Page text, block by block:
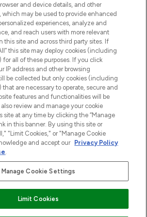
Cookie-toestemming
Sell or Share My Personal
Information
& INFORMATIE
LOOKFANTASTIC
and device details, and other
which may be used to provide enhanced
experiences, analyze and
and reach users with more relevant
this site and across third party sites. If
this site may deploy cookies (including
for all of these purposes. If you click
IP address and other browsing
be collected but only cookies (including
are necessary to operate, secure and
features and functionalities will be
review and manage your cookie
site at any time by clicking the “Manage
in this banner. By using this site or
"Limit Cookies," or "Manage Cookie
and accept our Privacy Policy
.
Manage Cookie Settings
Limit Cookies